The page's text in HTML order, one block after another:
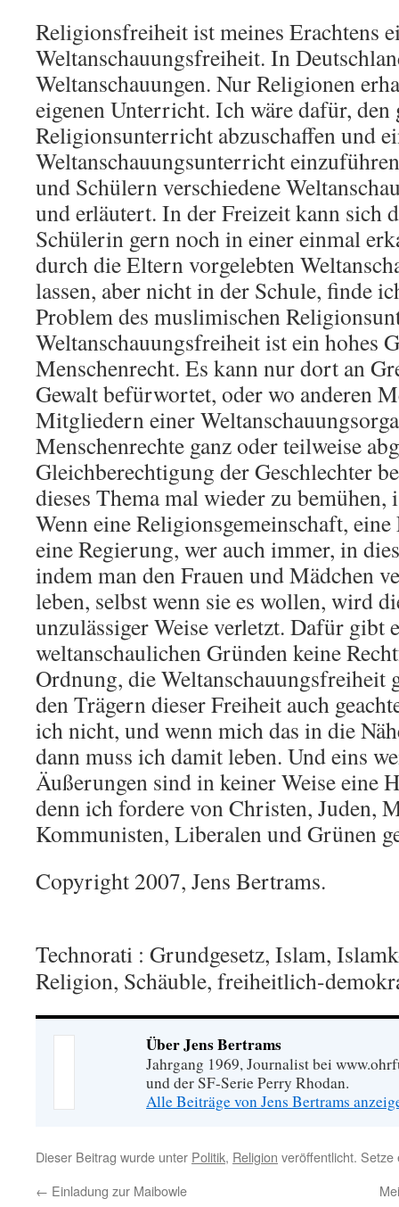
Religionsfreiheit ist meines Erachtens
Weltanschauungsfreiheit. In
Weltanschauungen. Nur Religionen
eigenen Unterricht. Ich wäre dafür, den
Religionsunterricht abzuschaffen und
Weltanschauungsunterricht
und Schülern verschiedene
und erläutert. In der Freizeit kann sich
Schülerin gern noch in einer einmal
durch die Eltern vorgelebten
lassen, aber nicht in der Schule, finde
Problem des muslimischen
Weltanschauungsfreiheit ist ein hohes
Menschenrecht. Es kann nur dort an
Gewalt befürwortet, oder wo anderen
Mitgliedern einer
Menschenrechte ganz oder teilweise
Gleichberechtigung der Geschlechter
dieses Thema mal wieder zu bemühen,
Wenn eine Religionsgemeinschaft,
eine Regierung, wer auch immer, in
indem man den Frauen und Mädchen
leben, selbst wenn sie es wollen, wird
unzulässiger Weise verletzt. Dafür gibt
weltanschaulichen Gründen keine
Ordnung, die Weltanschauungsfreiheit
den Trägern dieser Freiheit auch
ich nicht, und wenn mich das in die
dann muss ich damit leben. Und eins
Äußerungen sind in keiner Weise eine
denn ich fordere von Christen, Juden,
Kommunisten, Liberalen und Grünen
Copyright 2007, Jens Bertrams.
Technorati : Grundgesetz, Islam,
Religion, Schäuble, freiheitlich-
Über Jens Bertrams
Jahrgang 1969, Journalist bei
und der SF-Serie Perry Rhodan.
Alle Beiträge von Jens Bertrams
Dieser Beitrag wurde unter Politik, Religion veröffentlicht.
← Einladung zur Maibowle